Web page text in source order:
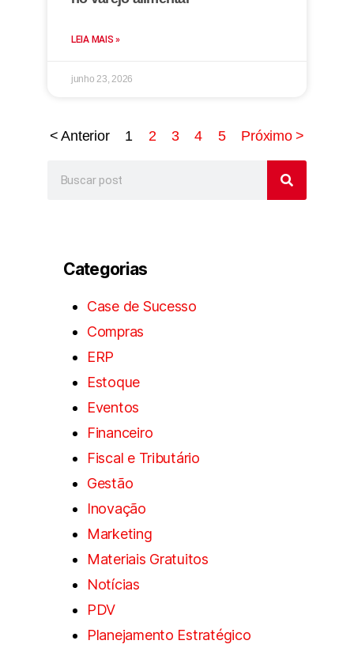
LEIA MAIS »
junho 23, 2026
< Anterior 1 2 3 4 5 Próximo >
Categorias
Case de Sucesso
Compras
ERP
Estoque
Eventos
Financeiro
Fiscal e Tributário
Gestão
Inovação
Marketing
Materiais Gratuitos
Notícias
PDV
Planejamento Estratégico